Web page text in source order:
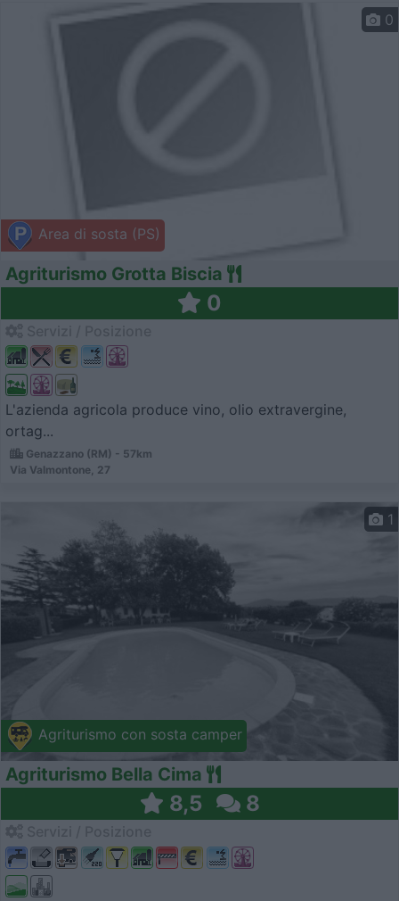
Area di sosta (PS)
0
Agriturismo Grotta Biscia
0
L'azienda agricola produce vino, olio extravergine,
ortag...
Genazzano (RM) - 57km
Via Valmontone, 27
Agriturismo con sosta camper
1
Agriturismo Bella Cima
8,5 8